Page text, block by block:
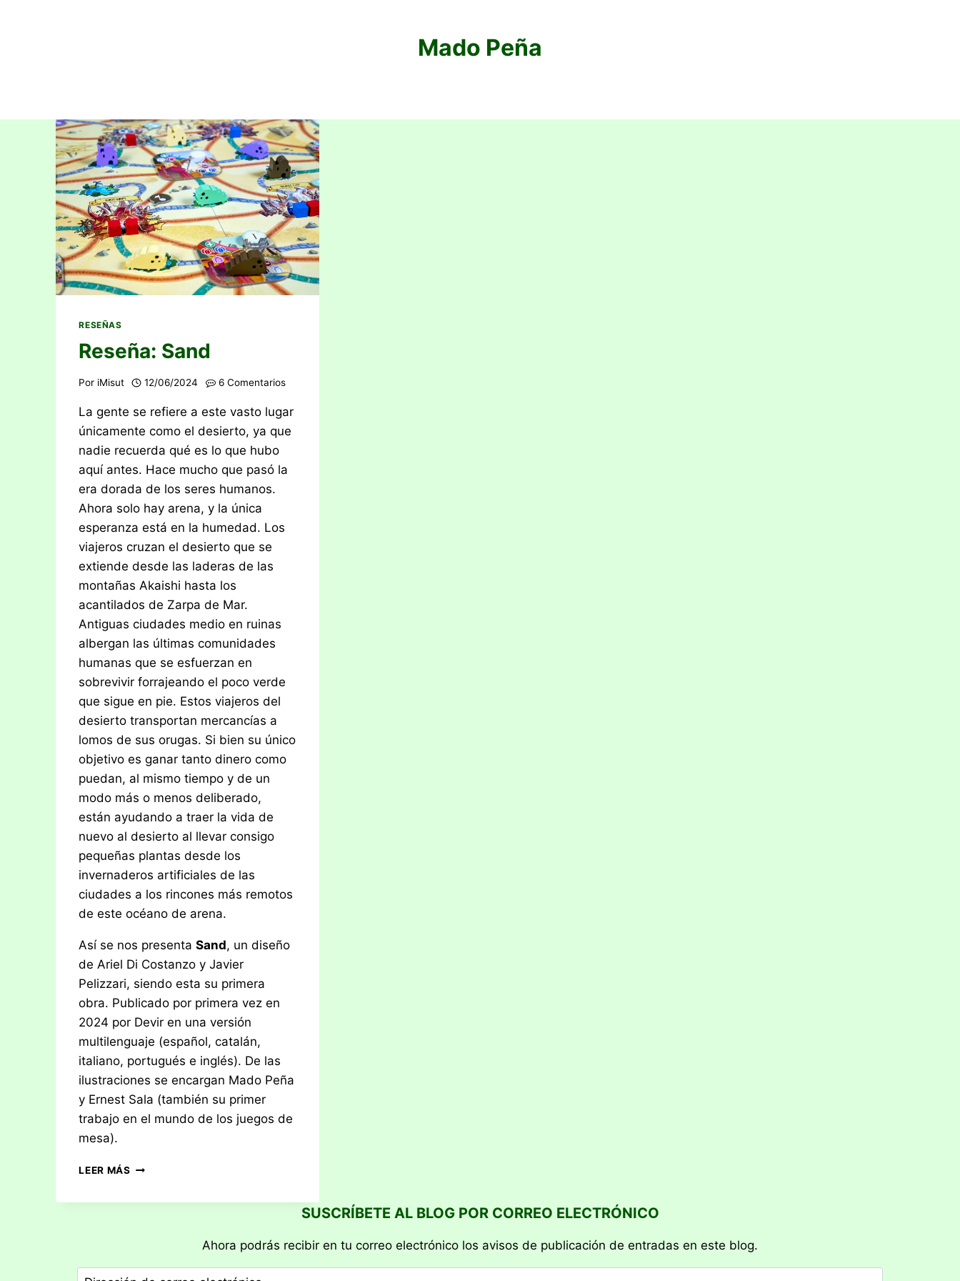
Mado Peña
RESEÑAS
Reseña: Sand
Por iMisut 12/06/2024 6 Comentarios
La gente se refiere a este vasto lugar
únicamente como el desierto, ya que
nadie recuerda qué es lo que hubo
aquí antes. Hace mucho que pasó la
era dorada de los seres humanos.
Ahora solo hay arena, y la única
esperanza está en la humedad. Los
viajeros cruzan el desierto que se
extiende desde las laderas de las
montañas Akaishi hasta los
acantilados de Zarpa de Mar.
Antiguas ciudades medio en ruinas
albergan las últimas comunidades
humanas que se esfuerzan en
sobrevivir forrajeando el poco verde
que sigue en pie. Estos viajeros del
desierto transportan mercancías a
lomos de sus orugas. Si bien su único
objetivo es ganar tanto dinero como
puedan, al mismo tiempo y de un
modo más o menos deliberado,
están ayudando a traer la vida de
nuevo al desierto al llevar consigo
pequeñas plantas desde los
invernaderos artificiales de las
ciudades a los rincones más remotos
de este océano de arena.
Así se nos presentaSand, un diseño
de Ariel Di Costanzo y Javier
Pelizzari, siendo esta su primera
obra. Publicado por primera vez en
2024 por Devir en una versión
multilenguaje (español, catalán,
italiano, portugués e inglés). De las
ilustraciones se encargan Mado Peña
y Ernest Sala (también su primer
trabajo en el mundo de los juegos de
mesa).
LEER MÁS RESEÑA:
SUSCRÍBETE AL BLOG POR CORREO ELECTRÓNICO
Ahora podrás recibir en tu correo electrónico los avisos de publicación de entradas en este blog.
Dirección